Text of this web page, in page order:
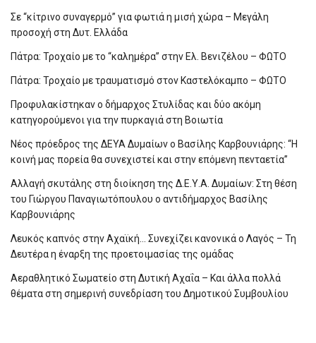
Σε “κίτρινο συναγερμό” για φωτιά η μισή χώρα – Μεγάλη
προσοχή στη Δυτ. Ελλάδα
Πάτρα: Τροχαίο με το “καλημέρα” στην Ελ. Βενιζέλου – ΦΩΤΟ
Πάτρα: Τροχαίο με τραυματισμό στον Καστελόκαμπο – ΦΩΤΟ
Προφυλακίστηκαν ο δήμαρχος Στυλίδας και δύο ακόμη
κατηγορούμενοι για την πυρκαγιά στη Βοιωτία
Νέος πρόεδρος της ΔΕΥΑ Δυμαίων ο Βασίλης Καρβουνιάρης: “Η
κοινή μας πορεία θα συνεχιστεί και στην επόμενη πενταετία”
Αλλαγή σκυτάλης στη διοίκηση της Δ.Ε.Υ.Α. Δυμαίων: Στη θέση
του Γιώργου Παναγιωτόπουλου ο αντιδήμαρχος Βασίλης
Καρβουνιάρης
Λευκός καπνός στην Αχαϊκή… Συνεχίζει κανονικά ο Λαγός – Τη
Δευτέρα η έναρξη της προετοιμασίας της ομάδας
Αεραθλητικό Σωματείο στη Δυτική Αχαΐα – Και άλλα πολλά
θέματα στη σημερινή συνεδρίαση του Δημοτικού Συμβουλίου